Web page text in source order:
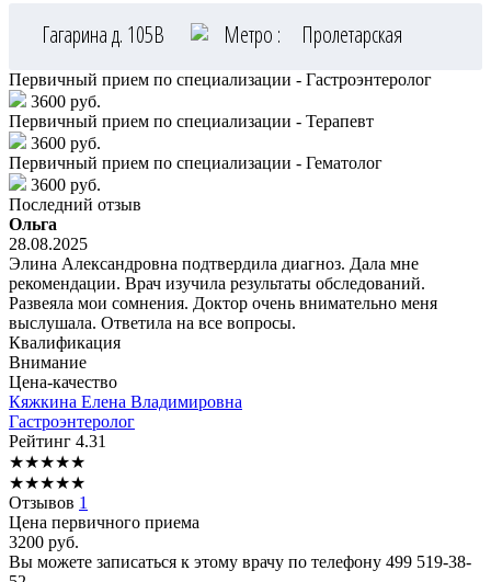
Гагарина д. 105В Метро : Пролетарская
Первичный прием по специализации - Гастроэнтеролог
3600 руб.
Первичный прием по специализации - Терапевт
3600 руб.
Первичный прием по специализации - Гематолог
3600 руб.
Последний отзыв
Ольга
28.08.2025
Элина Александровна подтвердила диагноз. Дала мне
рекомендации. Врач изучила результаты обследований.
Развеяла мои сомнения. Доктор очень внимательно меня
выслушала. Ответила на все вопросы.
Квалификация
Внимание
Цена-качество
Кяжкина Елена Владимировна
Гастроэнтеролог
Рейтинг 4.31
★★★★★
★★★★★
Отзывов 1
Цена первичного приема
3200 руб.
Вы можете записаться к этому врачу по телефону 499 519-38-